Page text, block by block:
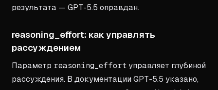
результата — GPT-5.5 оправдан.
reasoning_effort: как управлять
рассуждением
Параметр reasoning_effort управляет глубиной
рассуждения. В документации GPT-5.5 указано,